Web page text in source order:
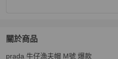
關於商品
關於prada 丹寧 牛仔 遮陽帽 漁
prada 牛仔漁夫帽 M號 爆款